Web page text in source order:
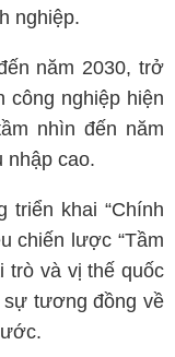
nghiệp.
năm 2030, trở
công nghiệp hiện
nhìn đến năm
nhập cao.
triển khai “Chính
chiến lược “Tầm
trò và vị thế quốc
sự tương đồng về